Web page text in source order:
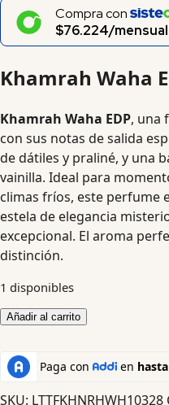
Compra con
$76.224/
Khamrah Waha
Khamrah Waha EDP, una
con sus notas de salida
de dátiles y praliné, y una
vainilla. Ideal para
climas fríos, este perfume
estela de elegancia
excepcional. El aroma
distinción.
1 disponibles
Añadir al carrito
SKU: LTTFKHNRHWH10328